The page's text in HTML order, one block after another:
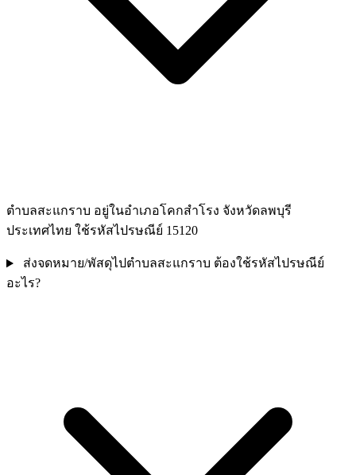
ตำบลสะแกราบ อยู่ในอำเภอโคกสำโรง จังหวัดลพบุรี
ประเทศไทย ใช้รหัสไปรษณีย์ 15120
ส่งจดหมาย/พัสดุไปตำบลสะแกราบ ต้องใช้รหัสไปรษณีย์
อะไร?